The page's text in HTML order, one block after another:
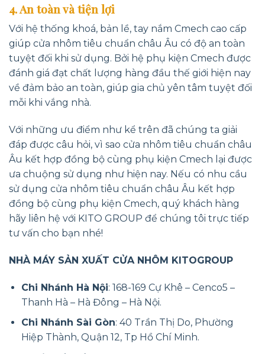
4. An toàn và tiện lợi
Với hệ thống khoá, bản lề, tay nắm Cmech cao cấp
giúp cửa nhôm tiêu chuẩn châu Âu có độ an toàn
tuyệt đối khi sử dụng. Bởi hệ phụ kiện Cmech được
đánh giá đạt chất lượng hàng đầu thế giới hiện nay
về đảm bảo an toàn, giúp gia chủ yên tâm tuyệt đối
mỗi khi vắng nhà.
Với những ưu điểm như kể trên đã chúng ta giải
đáp được câu hỏi, vì sao cửa nhôm tiêu chuẩn châu
Âu kết hợp đồng bộ cùng phụ kiện Cmech lại được
ưa chuộng sử dụng như hiện nay. Nếu có nhu cầu
sử dụng cửa nhôm tiêu chuẩn châu Âu kết hợp
đồng bộ cùng phụ kiện Cmech, quý khách hàng
hãy liên hệ với KITO GROUP để chúng tôi trực tiếp
tư vấn cho bạn nhé!
NHÀ MÁY SẢN XUẤT CỬA NHÔM KITOGROUP
Chi Nhánh Hà Nội: 168-169 Cự Khê – Cenco5 –
Thanh Hà – Hà Đông – Hà Nội.
Chi Nhánh Sài Gòn: 40 Trần Thị Do, Phường
Hiệp Thành, Quận 12, Tp Hồ Chí Minh.